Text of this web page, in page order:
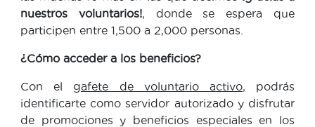
nuestros voluntarios!, donde se espera que
participen entre 1,500 a 2,000 personas.
¿Cómo acceder a los beneficios?
Con el gafete de voluntario activo, podrás
identificarte como servidor autorizado y disfrutar
de promociones y beneficios especiales en los